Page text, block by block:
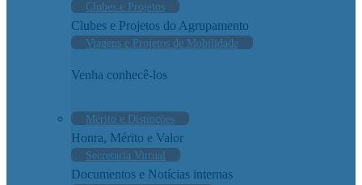
Clubes e Projetos
Clubes e Projetos do Agrupamento
Viagens e Projetos de Mobilidade
Venha conhecê-los
Mérito e Distinções
Honra, Mérito e Valor
Secretaria Virtual
Documentos e Notícias internas